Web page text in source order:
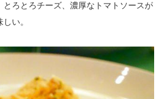
とろとろチーズ、濃厚なトマトソースが
い。